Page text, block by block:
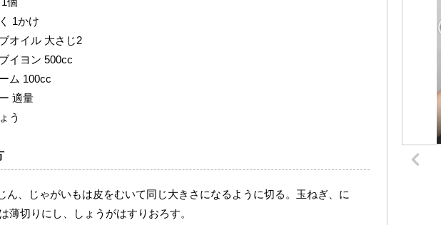
1かけ
オイル 大さじ2
イヨン 500cc
ム 100cc
適量
う
ん、じゃがいもは皮をむいて同じ大きさになるように切る。玉ねぎ、に
薄切りにし、しょうがはすりおろす。